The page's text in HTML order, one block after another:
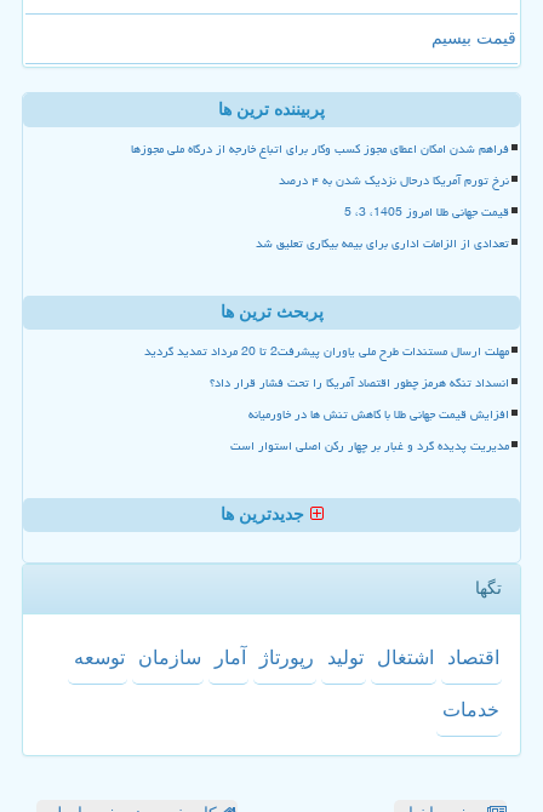
قیمت بیسیم
پربیننده ترین ها
فراهم شدن امکان اعطای مجوز کسب وکار برای اتباع خارجه از درگاه ملی مجوزها
نرخ تورم آمریکا درحال نزدیک شدن به ۴ درصد
قیمت جهانی طلا امروز 1405، 3، 5
تعدادی از الزامات اداری برای بیمه بیکاری تعلیق شد
پربحث ترین ها
مهلت ارسال مستندات طرح ملی یاوران پیشرفت2 تا 20 مرداد تمدید گردید
انسداد تنگه هرمز چطور اقتصاد آمریکا را تحت فشار قرار داد؟
افزایش قیمت جهانی طلا با کاهش تنش ها در خاورمیانه
مدیریت پدیده گرد و غبار بر چهار رکن اصلی استوار است
جدیدترین ها
تگها
اقتصاد اشتغال تولید رپورتاژ آمار سازمان توسعه
خدمات